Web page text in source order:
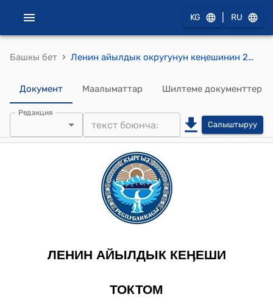
KG RU
Башкы бет › Ленин айылдык округунун кеңешинин 2012-жылдын 29- июнундагы № 28\7 "ОсОО «НУР Телеком» уюлдук байланышын орнотуу үчүн жер ажыратып берүу жөнүндө." токтому
Документ Маалыматтар Шилтеме документтер
Редакция
Салыштыруу